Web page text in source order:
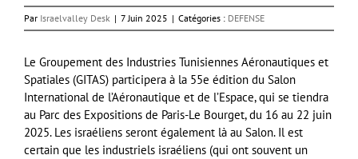
Par Israelvalley Desk | 7 Juin 2025 | Catégories : DEFENSE
Le Groupement des Industries Tunisiennes Aéronautiques et
Spatiales (GITAS) participera à la 55e édition du Salon
International de l’Aéronautique et de l’Espace, qui se tiendra
au Parc des Expositions de Paris-Le Bourget, du 16 au 22 juin
2025. Les israéliens seront également là au Salon. Il est
certain que les industriels israéliens (qui ont souvent un